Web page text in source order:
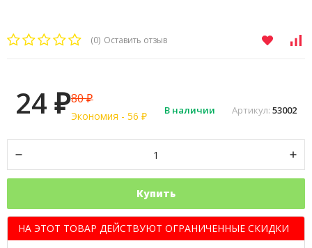
(0) Оставить отзыв
Артикул: 53002
В наличии
24 ₽80₽
Экономия - 56 ₽
Купить
НА ЭТОТ ТОВАР ДЕЙСТВУЮТ ОГРАНИЧЕННЫЕ СКИДКИ